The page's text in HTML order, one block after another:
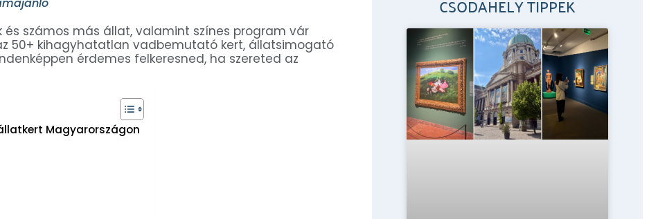
és számos más állat, valamint színes program vár
50+ kihagyhatatlan vadbemutató kert, állatsimogató
érdemes felkeresned, ha szereted az
Magyarországon
CSODAHELY TIPPEK